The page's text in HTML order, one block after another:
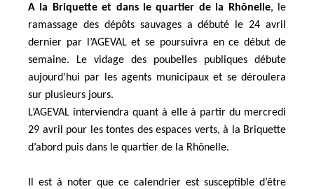
A la Briquette et dans le quartier de la Rhônelle, le
ramassage des dépôts sauvages a débuté le 24 avril
dernier par l’AGEVAL et se poursuivra en ce début de
semaine. Le vidage des poubelles publiques débute
aujourd’hui par les agents municipaux et se déroulera
sur plusieurs jours.
L’AGEVAL interviendra quant à elle à partir du mercredi
29 avril pour les tontes des espaces verts, à la Briquette
d’abord puis dans le quartier de la Rhônelle.
Il est à noter que ce calendrier est susceptible d’être